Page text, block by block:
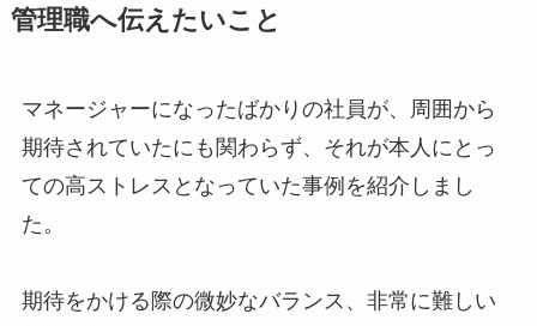
管理職へ伝えたいこと
マネージャーになったばかりの社員が、周囲から
期待されていたにも関わらず、それが本人にとっ
ての高ストレスとなっていた事例を紹介しまし
た。
期待をかける際の微妙なバランス、非常に難しい